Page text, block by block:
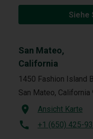
Siehe
San Mateo,
California
1450 Fashion Island
San Mateo, California
Ansicht Karte
+1 (650) 425-